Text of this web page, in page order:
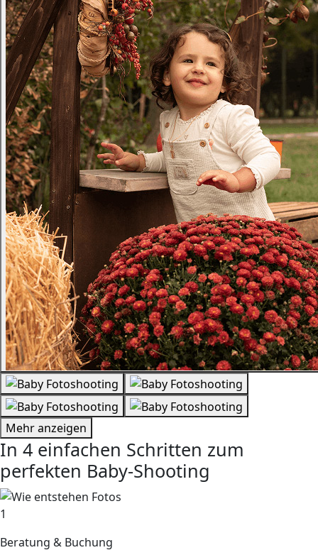
Mehr anzeigen
In 4 einfachen Schritten zum
perfekten Baby-Shooting
1
Beratung & Buchung